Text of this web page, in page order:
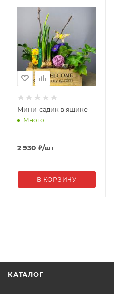
Мини-садик в ящике
Много
2 930 ₽/шт
В КОРЗИНУ
КАТАЛОГ